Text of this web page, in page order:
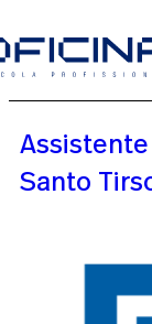
Santo